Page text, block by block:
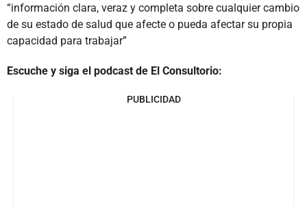
“información clara, veraz y completa sobre cualquier cambio
de su estado de salud que afecte o pueda afectar su propia
capacidad para trabajar”
Escuche y siga el podcast de El Consultorio:
PUBLICIDAD